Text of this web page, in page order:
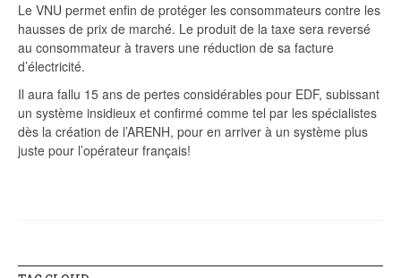
Le VNU permet enfin de protéger les consommateurs contre les
hausses de prix de marché. Le produit de la taxe sera reversé
au consommateur à travers une réduction de sa facture
d’électricité.
Il aura fallu 15 ans de pertes considérables pour EDF, subissant
un système insidieux et confirmé comme tel par les spécialistes
dès la création de l’ARENH, pour en arriver à un système plus
juste pour l’opérateur français!